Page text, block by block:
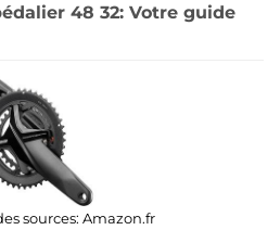
48 32: Votre guide
sources: Amazon.fr